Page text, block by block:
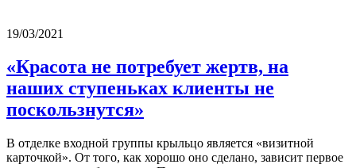
19/03/2021
«Красота не потребует жертв, на
наших ступеньках клиенты не
поскользнутся»
В отделке входной группы крыльцо является «визитной
карточкой». От того, как хорошо оно сделано, зависит первое